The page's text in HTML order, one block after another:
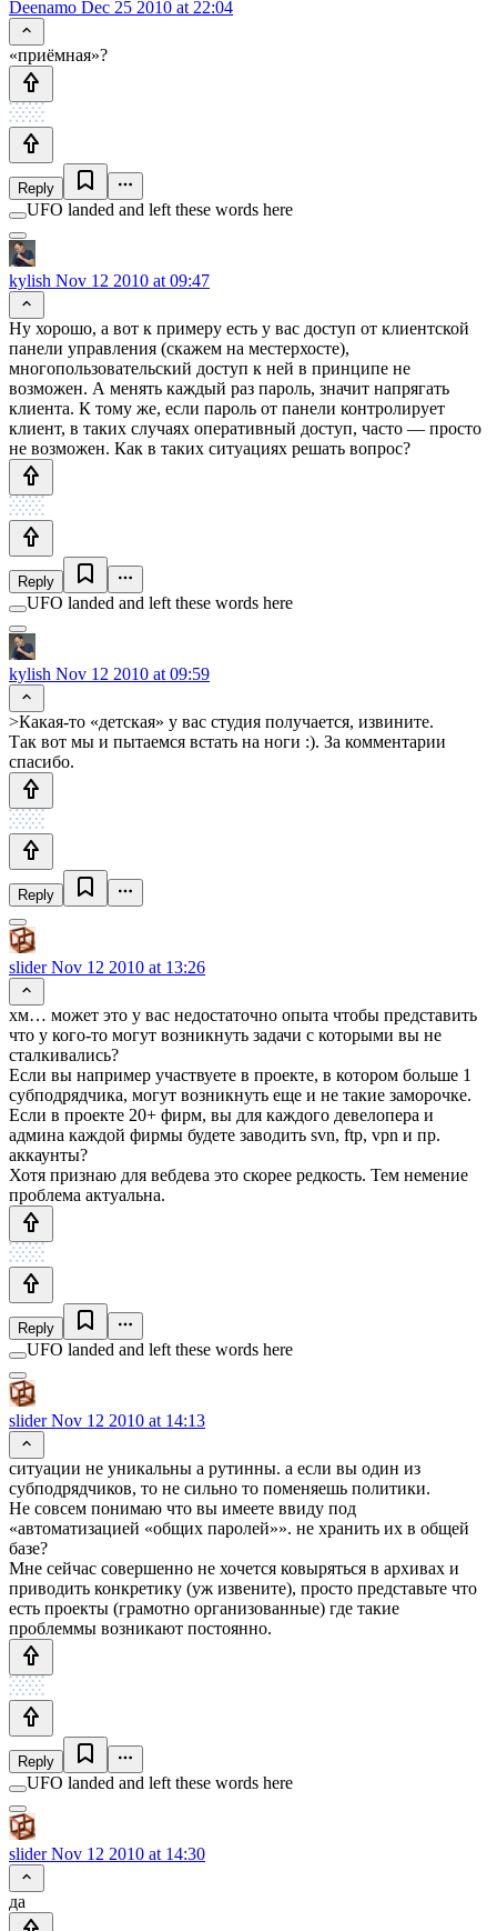
Deenamo Dec 25 2010 at 22:04
«приёмная»?
Reply
UFO landed and left these words here
kylish Nov 12 2010 at 09:47
Ну хорошо, а вот к примеру есть у вас доступ от клиентской
панели управления (скажем на местерхосте),
многопользовательский доступ к ней в принципе не
возможен. А менять каждый раз пароль, значит напрягать
клиента. К тому же, если пароль от панели контролирует
клиент, в таких случаях оперативный доступ, часто — просто
не возможен. Как в таких ситуациях решать вопрос?
Reply
UFO landed and left these words here
kylish Nov 12 2010 at 09:59
>Какая-то «детская» у вас студия получается, извините.
Так вот мы и пытаемся встать на ноги :). За комментарии
спасибо.
Reply
sliderNov 12 2010 at 13:26
хм… может это у вас недостаточно опыта чтобы представить
что у кого-то могут возникнуть задачи с которыми вы не
сталкивались?
Если вы например участвуете в проекте, в котором больше 1
субподрядчика, могут возникнуть еще и не такие заморочке.
Если в проекте 20+ фирм, вы для каждого девелопера и
админа каждой фирмы будете заводить svn, ftp, vpn и пр.
аккаунты?
Хотя признаю для вебдева это скорее редкость. Тем немение
проблема актуальна.
Reply
UFO landed and left these words here
sliderNov 12 2010 at 14:13
ситуации не уникальны а рутинны. а если вы один из
субподрядчиков, то не сильно то поменяешь политики.
Не совсем понимаю что вы имеете ввиду под
«автоматизацией «общих паролей»». не хранить их в общей
базе?
Мне сейчас совершенно не хочется ковыряться в архивах и
приводить конкретику (уж извените), просто представьте что
есть проекты (грамотно организованные) где такие
проблеммы возникают постоянно.
Reply
UFO landed and left these words here
sliderNov 12 2010 at 14:30
да